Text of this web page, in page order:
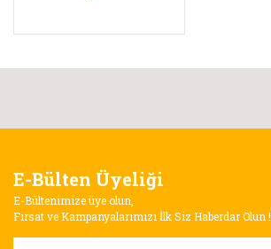
E-Bülten Üyeliği
E-Bültenimize üye olun,
Fırsat ve Kampanyalarımızı İlk Siz Haberdar Olun !